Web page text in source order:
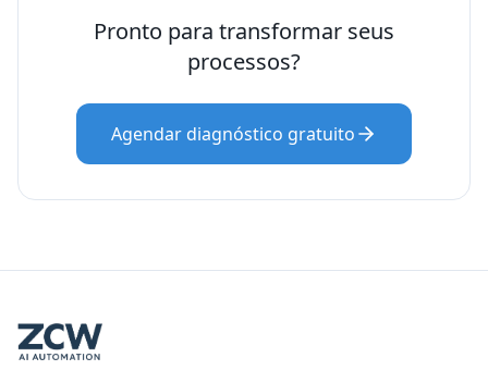
Pronto para transformar seus
processos?
Agendar diagnóstico gratuito